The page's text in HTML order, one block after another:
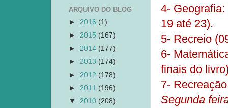
4-
19 até 23).
5- Recreio
6-
finais do
7-
Segunda
ARQUIVO DO BLOG
► 2016 (1)
► 2015 (167)
► 2014 (177)
► 2013 (174)
► 2012 (178)
► 2011 (196)
▼ 2010 (208)